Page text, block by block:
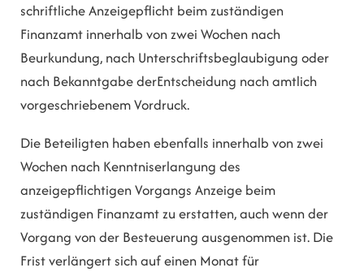
schriftliche Anzeigepflicht beim zuständigen
Finanzamt innerhalb von zwei Wochen nach
Beurkundung, nach Unterschriftsbeglaubigung oder
nach Bekanntgabe derEntscheidung nach amtlich
vorgeschriebenem Vordruck.
Die Beteiligten haben ebenfalls innerhalb von zwei
Wochen nach Kenntniserlangung des
anzeigepflichtigen Vorgangs Anzeige beim
zuständigen Finanzamt zu erstatten, auch wenn der
Vorgang von der Besteuerung ausgenommen ist. Die
Frist verlängert sich auf einen Monat für